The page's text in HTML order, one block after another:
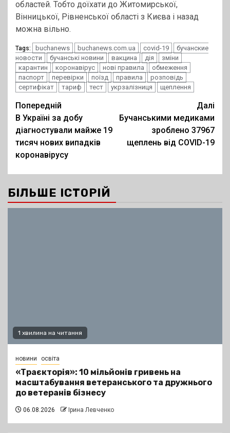
областей. Тобто доїхати до Житомирської,
Вінницької, Рівненської області з Києва і назад
можна вільно.
Tags: buchanews buchanews.com.ua covid-19
бучанские
новости
бучанські новини вакцина дія
зміни
карантин
коронавірус нові правила
обмеження
паспорт
перевірки поїзд правила
розповідь
сертифікат
тариф тест укрзалізниця щеплення
Post
navigation
Попередній
В Україні за добу
діагностували майже 19
тисяч нових випадків
коронавірусу
Далі
Бучанськими медиками
зроблено 37967
щеплень від COVID-19
БІЛЬШЕ ІСТОРІЙ
1 хвилина на читання
новини освіта
«Траєкторія»: 10 мільйонів гривень на
масштабування ветеранського та дружнього
до ветеранів бізнесу
06.08.2026 Ірина Левченко